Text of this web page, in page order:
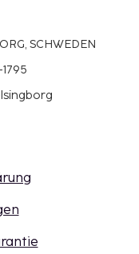
SCHWEDEN